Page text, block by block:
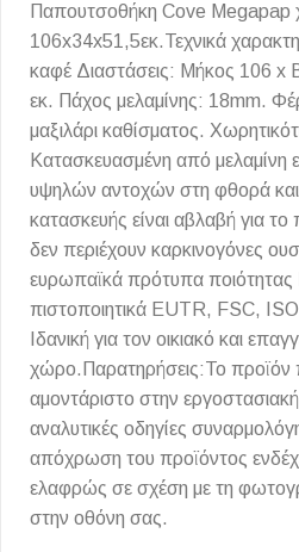
Παπουτσοθήκη Cove Megapap
106x34x51,5εκ.Τεχνικά
καφέ Διαστάσεις: Μήκος 106
εκ. Πάχος μελαμίνης: 18mm.
μαξιλάρι καθίσματος.
Κατασκευασμένη από μελαμίνη
υψηλών αντοχών στη φθορά
κατασκευής είναι αβλαβή για το
δεν περιέχουν καρκινογόνες
ευρωπαϊκά πρότυπα ποιότητας
πιστοποιητικά EUTR, FSC,
Ιδανική για τον οικιακό και
χώρο.Παρατηρήσεις:Το προϊόν
αμοντάριστο στην
αναλυτικές οδηγίες
απόχρωση του προϊόντος
ελαφρώς σε σχέση με τη
στην οθόνη σας.